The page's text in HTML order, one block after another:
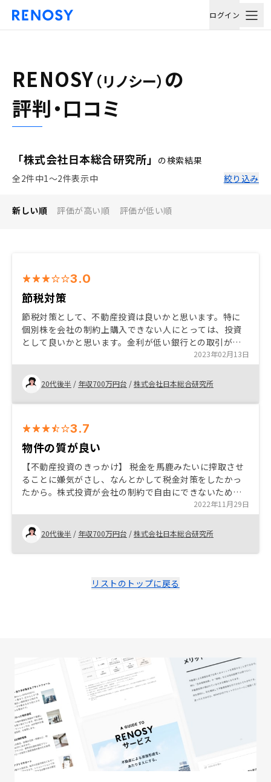
ログイン
RENOSY （リノシー） の
評判・口コミ
「株式会社日本総合研究所」 の検索結果
全2件中1〜2件表示中
絞り込み
新しい順 評価が高い順 評価が低い順
3.0
節税対策
節税対策として、不動産投資は良いかと思います。特に
個別株を会社の制約上購入できない人にとっては、投資
として良いかと思います。金利が低い銀行との取引があ
るので、他社より安く抑えられると思います。物件も都
内の主要箇所にあるので、他社より魅力的です。
2023年02月13日
20代後半 / 年収700万円台 /株式会社日本総合研究所
3.7
物件の質が良い
【不動産投資のきっかけ】 税金を馬鹿みたいに搾取させ
ることに嫌気がさし、なんとかして税金対策をしたかっ
たから。株式投資が会社の制約で自由にできないため、
不動産で資産を増やそうと思ったから。 【購入の決め
手】 物件の質が良く、安かったから。銀行の手数料が安
かってから。
2022年11月29日
20代後半 / 年収700万円台 /株式会社日本総合研究所
リストのトップに戻る